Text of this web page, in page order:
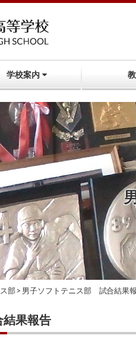
学校案内
部> 男子ソフトテニス部 試合結果
果報告